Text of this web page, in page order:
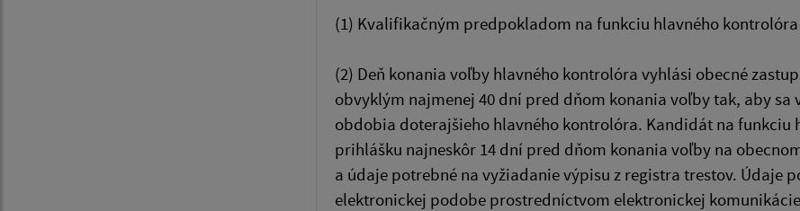
(1) Kvalifikačným predpokladom na funkciu hlavného
(2) Deň konania voľby hlavného kontrolóra vyhlási obecné
obvyklým najmenej 40 dní pred dňom konania voľby tak, aby
obdobia doterajšieho hlavného kontrolóra. Kandidát na
prihlášku najneskôr 14 dní pred dňom konania voľby na
a údaje potrebné na vyžiadanie výpisu z registra trestov. Údaje
elektronickej podobe prostredníctvom elektronickej